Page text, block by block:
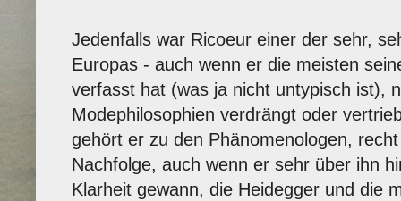
Jedenfalls war Ricoeur einer der sehr,
Europas - auch wenn er die meisten
verfasst hat (was ja nicht untypisch ist),
Modephilosophien verdrängt oder
gehört er zu den Phänomenologen,
Nachfolge, auch wenn er sehr über ihn
Klarheit gewann, die Heidegger und die